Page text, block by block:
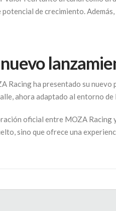
de crecimiento.
Racing ha presentado su nuevo
ahora adaptado al entorno de
oficial entre MOZA Racing
sino que ofrece una